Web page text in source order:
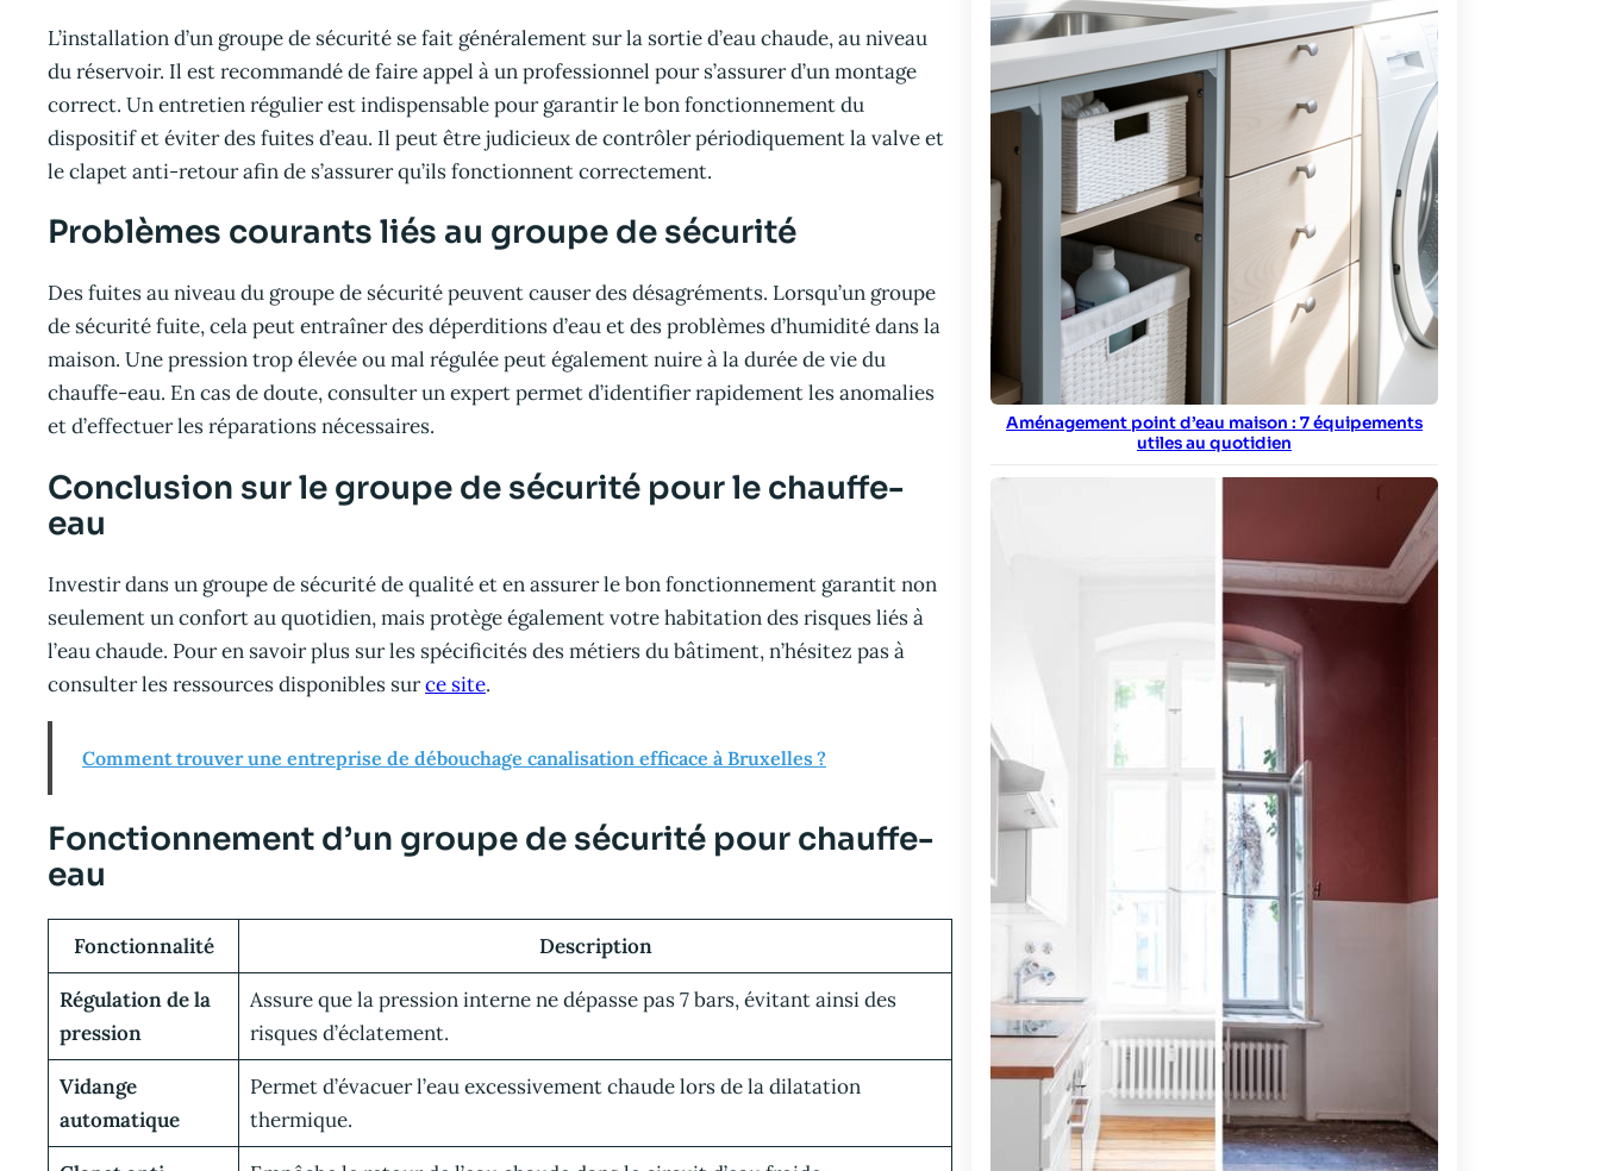
L’installation d’un groupe de sécurité se fait généralement sur la sortie d’eau chaude, au niveau
du réservoir. Il est recommandé de faire appel à un professionnel pour s’assurer d’un montage
correct. Un entretien régulier est indispensable pour garantir le bon fonctionnement du
dispositif et éviter des fuites d’eau. Il peut être judicieux de contrôler périodiquement la valve et
le clapet anti-retour afin de s’assurer qu’ils fonctionnent correctement.
Problèmes courants liés au groupe de sécurité
Des fuites au niveau du groupe de sécurité peuvent causer des désagréments. Lorsqu’un groupe
de sécurité fuite, cela peut entraîner des déperditions d’eau et des problèmes d’humidité dans la
maison. Une pression trop élevée ou mal régulée peut également nuire à la durée de vie du
chauffe-eau. En cas de doute, consulter un expert permet d’identifier rapidement les anomalies
et d’effectuer les réparations nécessaires.
Conclusion sur le groupe de sécurité pour le chauffe-
eau
Investir dans un groupe de sécurité de qualité et en assurer le bon fonctionnement garantit non
seulement un confort au quotidien, mais protège également votre habitation des risques liés à
l’eau chaude. Pour en savoir plus sur les spécificités des métiers du bâtiment, n’hésitez pas à
consulter les ressources disponibles surce site.
Comment trouver une entreprise de débouchage canalisation efficace à Bruxelles ?
Fonctionnement d’un groupe de sécurité pour chauffe-
eau
Fonctionnalité Description
Régulation de la
pression
Assure que la pression interne ne dépasse pas 7 bars, évitant ainsi des
risques d’éclatement.
Vidange
automatique
Permet d’évacuer l’eau excessivement chaude lors de la dilatation
thermique.
Aménagement point d’eau maison : 7 équipements
utiles au quotidien